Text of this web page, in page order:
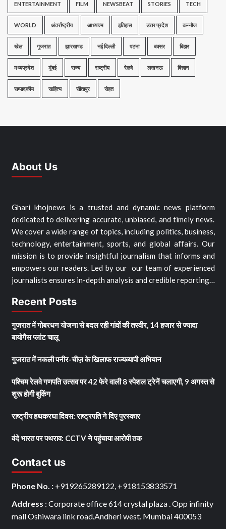
ENTERTAINMENT FILM NEWSBEAT STORIES TECH
WORLD अंतर्राष्ट्रीय आध्यात्म इतिहास उत्तर प्रदेश कन्नौज
खेल गुजरात झारखण्ड नई दिल्ली पटना बक्सर बिहार
मध्यप्रदेश मुंबई राज्य राष्ट्रीय रेलवे लखनऊ विज्ञान
सम्पादकीय साहित्य सीतापुर सेहत
About Us
Ghari khojnews is a trusted and dynamic news platform
dedicated to delivering accurate, unbiased, and timely news.
We cover a wide range of topics, including politics, business,
technology, entertainment, sports, and global affairs. Our
mission is to provide insightful journalism that informs and
empowers our readers. Led by our our team of experienced
journalists ensures in-depth analysis and credible reporting…
Recent Posts
गुजरात में गोबरधन योजना से बदल रही गांवों की तस्वीर, 14 हजार से ज्यादा
बायोगैस प्लांट चालू
गुजरात में नकली पनीर-चीज़ के खिलाफ राज्यव्यापी अभियान
पश्चिम रेलवे गणपति उत्सव पर 42 फेरे वाली 8 स्पेशल ट्रेनें चलाएगी, 9 अगस्त से
शुरू होगी बुकिंग
राष्ट्रीय हथकरघा दिवस: राष्ट्रपति ने दिए पुरस्कार
वंदे भारत पर पथराव: CCTV ने पहुंचाया आरोपी तक
Contact us
Phone No. : +919265289122, +918153833571
Address : Corporate office 614 crystal plaza . Opp infinity
mall Oshiwara link road.Andheri west. Mumbai 400053